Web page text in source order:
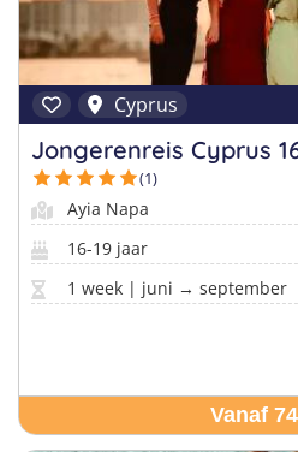
Cyprus
Jongerenreis Cyprus
(1)
Ayia Napa
16-19 jaar
1 week | juni → september
Vanaf